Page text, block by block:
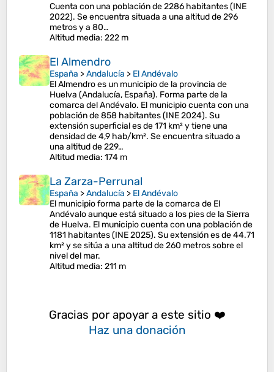
Cuenta con una población de 2286 habitantes (INE
2022). Se encuentra situada a una altitud de 296
metros y a 80…
Altitud media: 222 m
El Almendro
España >Andalucía > El Andévalo
El Almendro es un municipio de la provincia de
Huelva (Andalucía, España). Forma parte de la
comarca del Andévalo. El municipio cuenta con una
población de 858 habitantes (INE 2024). Su
extensión superficial es de 171 km² y tiene una
densidad de 4,9 hab/km². Se encuentra situado a
una altitud de 229…
Altitud media: 174 m
La Zarza-Perrunal
España >Andalucía > El Andévalo
El municipio forma parte de la comarca de El
Andévalo aunque está situado a los pies de la Sierra
de Huelva. El municipio cuenta con una población de
1181 habitantes (INE 2025). Su extensión es de 44.71
km² y se sitúa a una altitud de 260 metros sobre el
nivel del mar.
Altitud media: 211 m
Gracias por apoyar a este sitio ❤️
Haz una donación